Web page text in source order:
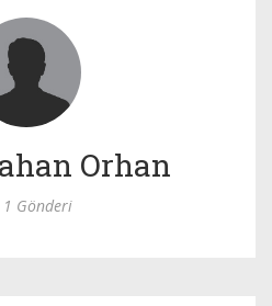
Orhan
1 Gönderi